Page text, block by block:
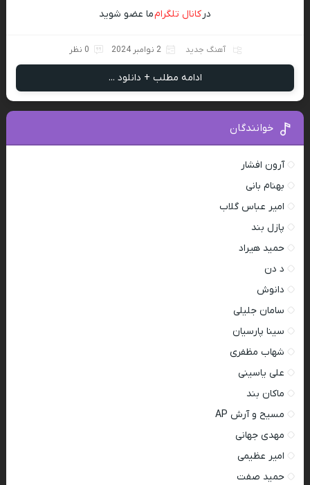
درکانال تلگرامما عضو شوید
آهنگ جدید 2 نوامبر 2024 0 نظر
ادامه مطلب + دانلود ...
خوانندگان
آرون افشار
بهنام بانی
امیر عباس گلاب
پازل بند
حمید هیراد
د دن
دانوش
سامان جلیلی
سینا پارسیان
شهاب مظفری
علی یاسینی
ماکان بند
مسیح و آرش AP
مهدی جهانی
امیر عظیمی
حمید صفت